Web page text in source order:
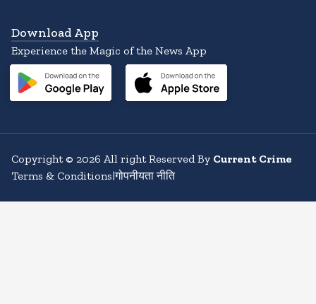
Download App
Experience the Magic of the News App
Copyright© 2026 All right Reserved By Current Crime
Terms & Conditions|गोपनीयता नीति